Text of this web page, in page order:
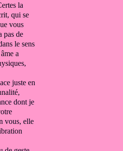
la
qui se
vous
pas de
le sens
a
juste en
dont je
vous, elle